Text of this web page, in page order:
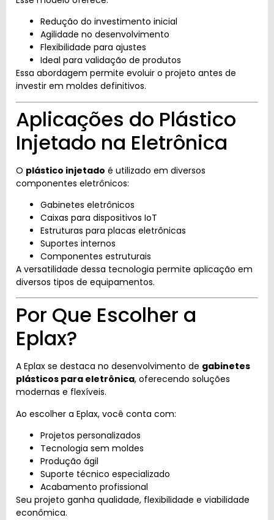
Redução do investimento inicial
Agilidade no desenvolvimento
Flexibilidade para ajustes
Ideal para validação de produtos
Essa abordagem permite evoluir o projeto antes de
investir em moldes definitivos.
Aplicações do Plástico
Injetado na Eletrônica
O plástico injetado é utilizado em diversos
componentes eletrônicos:
Gabinetes eletrônicos
Caixas para dispositivos IoT
Estruturas para placas eletrônicas
Suportes internos
Componentes estruturais
A versatilidade dessa tecnologia permite aplicação em
diversos tipos de equipamentos.
Por Que Escolher a
Eplax?
A Eplax se destaca no desenvolvimento de gabinetes
plásticos para eletrônica, oferecendo soluções
modernas e flexíveis.
Ao escolher a Eplax, você conta com:
Projetos personalizados
Tecnologia sem moldes
Produção ágil
Suporte técnico especializado
Acabamento profissional
Seu projeto ganha qualidade, flexibilidade e viabilidade
econômica.